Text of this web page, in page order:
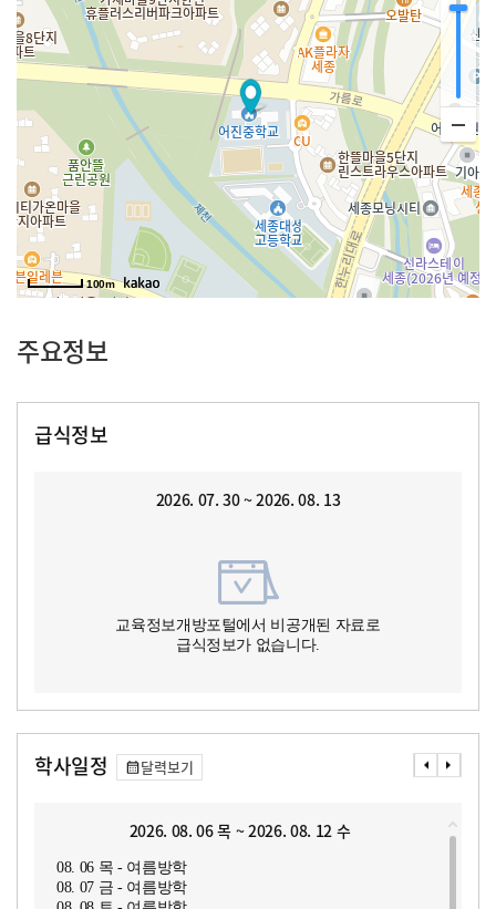
100m
주요정보
급식정보
2026. 07. 30 ~ 2026. 08. 13
교육정보개방포털에서 비공개된 자료로
급식정보가 없습니다.
학사일정 달력보기
2026. 08. 06 목 ~ 2026. 08. 12 수
08. 06 목 - 여름방학
08. 07 금 - 여름방학